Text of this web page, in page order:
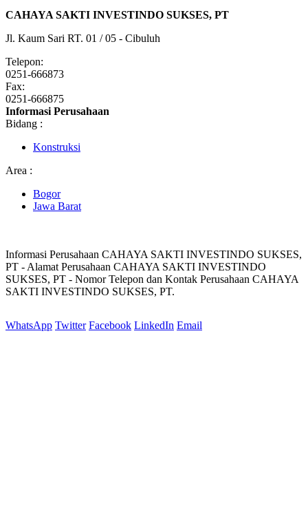
CAHAYA SAKTI INVESTINDO SUKSES, PT
Jl. Kaum Sari RT. 01 / 05 - Cibuluh
Telepon:
0251-666873
Fax:
0251-666875
Informasi Perusahaan
Bidang :
Konstruksi
Area :
Bogor
Jawa Barat
Informasi Perusahaan CAHAYA SAKTI INVESTINDO SUKSES,
PT - Alamat Perusahaan CAHAYA SAKTI INVESTINDO
SUKSES, PT - Nomor Telepon dan Kontak Perusahaan CAHAYA
SAKTI INVESTINDO SUKSES, PT.
WhatsApp Twitter Facebook LinkedIn Email